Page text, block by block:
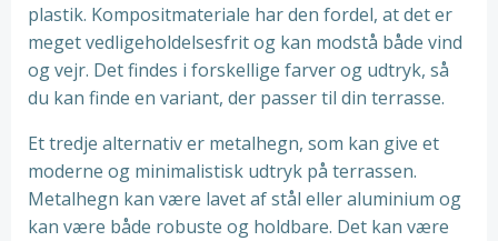
plastik. Kompositmateriale har den fordel, at det er
meget vedligeholdelsesfrit og kan modstå både vind
og vejr. Det findes i forskellige farver og udtryk, så
du kan finde en variant, der passer til din terrasse.
Et tredje alternativ er metalhegn, som kan give et
moderne og minimalistisk udtryk på terrassen.
Metalhegn kan være lavet af stål eller aluminium og
kan være både robuste og holdbare. Det kan være